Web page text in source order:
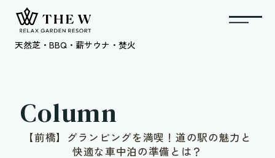
天然芝・BBQ・薪サウナ・焚火
Column
【前橋】グランピングを満喫！道の駅の魅力と
快適な車中泊の準備とは？